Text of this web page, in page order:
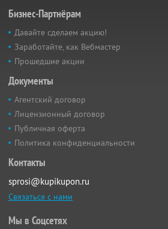
Бизнес-Партнёрам
Давайте сделаем акцию!
Заработайте, как Вебмастер
Прошедшие акции
Документы
Агентский договор
Лицензионный договор
Публичная оферта
Политика конфиденциальности
Контакты
sprosi@kupikupon.ru
Связаться с нами
Мы в Соцсетях